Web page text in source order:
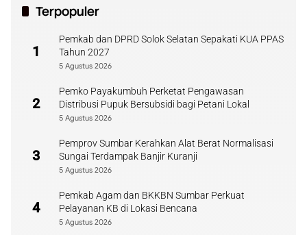
Terpopuler
1
Pemkab dan DPRD Solok Selatan Sepakati KUA PPAS
Tahun 2027
5 Agustus 2026
2
Pemko Payakumbuh Perketat Pengawasan
Distribusi Pupuk Bersubsidi bagi Petani Lokal
5 Agustus 2026
3
Pemprov Sumbar Kerahkan Alat Berat Normalisasi
Sungai Terdampak Banjir Kuranji
5 Agustus 2026
4
Pemkab Agam dan BKKBN Sumbar Perkuat
Pelayanan KB di Lokasi Bencana
5 Agustus 2026